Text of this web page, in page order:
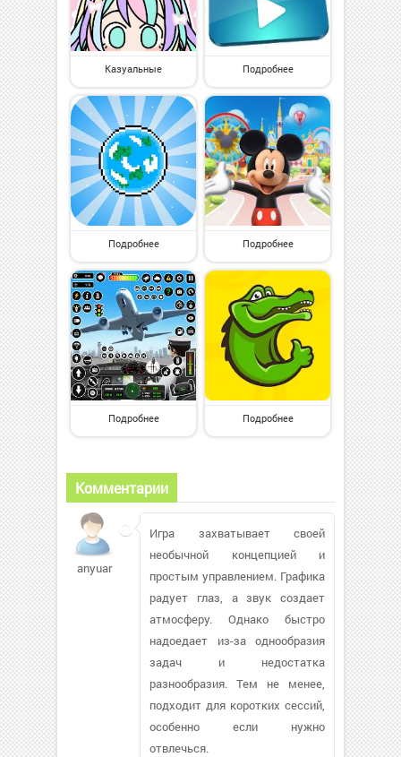
Казуальные Подробнее
Подробнее Подробнее
Подробнее Подробнее
Комментарии
anyuar
Игра захватывает своей
необычной концепцией и
простым управлением. Графика
радует глаз, а звук создает
атмосферу. Однако быстро
надоедает из-за однообразия
задач и недостатка
разнообразия. Тем не менее,
подходит для коротких сессий,
особенно если нужно
отвлечься.